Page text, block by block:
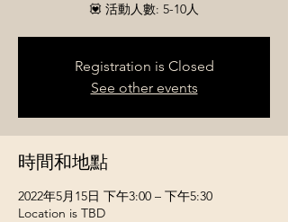
💟 活動人數: 5-10人
Registration is Closed
See other events
時間和地點
2022年5月15日 下午3:00 – 下午5:30
Location is TBD